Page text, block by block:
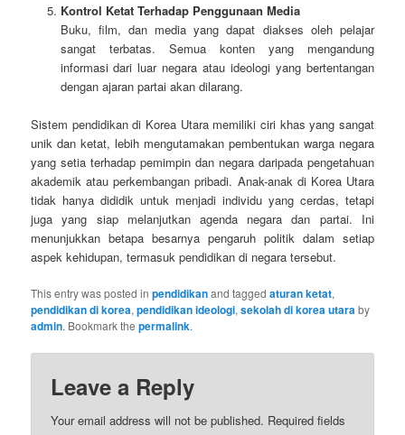
Kontrol Ketat Terhadap Penggunaan Media
Buku, film, dan media yang dapat diakses oleh pelajar
sangat terbatas. Semua konten yang mengandung
informasi dari luar negara atau ideologi yang bertentangan
dengan ajaran partai akan dilarang.
Sistem pendidikan di Korea Utara memiliki ciri khas yang sangat
unik dan ketat, lebih mengutamakan pembentukan warga negara
yang setia terhadap pemimpin dan negara daripada pengetahuan
akademik atau perkembangan pribadi. Anak-anak di Korea Utara
tidak hanya dididik untuk menjadi individu yang cerdas, tetapi
juga yang siap melanjutkan agenda negara dan partai. Ini
menunjukkan betapa besarnya pengaruh politik dalam setiap
aspek kehidupan, termasuk pendidikan di negara tersebut.
This entry was posted inpendidikanand taggedaturan ketat,
pendidikan di korea,pendidikan ideologi,sekolah di korea utaraby
admin. Bookmark thepermalink.
Leave a Reply
Your email address will not be published. Required fields